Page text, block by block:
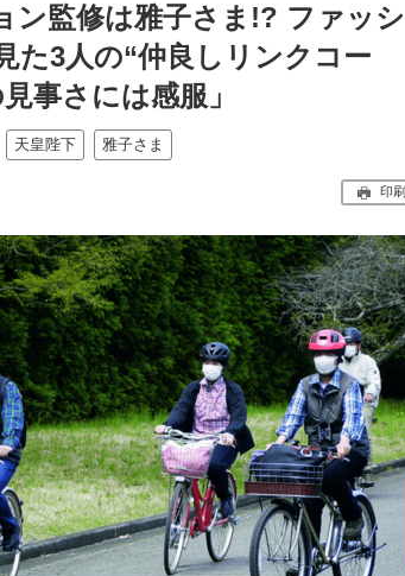
ン監修は雅子さま!? ファッシ
た3人の“仲良しリンクコー
事さには感服」
天皇陛下 雅子さま
印刷